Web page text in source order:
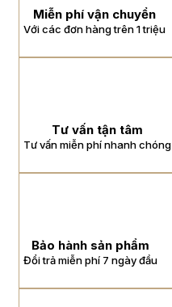
Miễn phí vận chuyển
Với các đơn hàng trên 1 triệu
Tư vấn tận tâm
Tư vấn miễn phí nhanh chóng
Bảo hành sản phẩm
Đổi trả miễn phí 7 ngày đầu